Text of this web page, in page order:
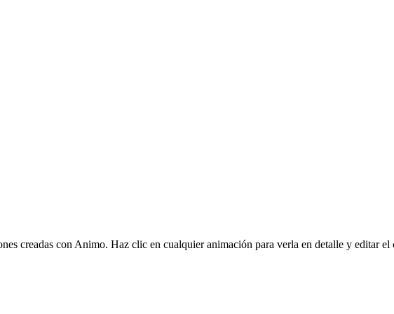
creadas con Animo. Haz clic en cualquier animación para verla en detalle y editar el